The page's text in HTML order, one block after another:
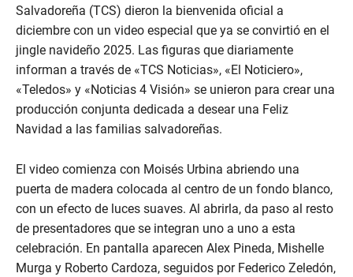
Salvadoreña (TCS) dieron la bienvenida oficial a
diciembre con un video especial que ya se convirtió en el
jingle navideño 2025. Las figuras que diariamente
informan a través de «TCS Noticias», «El Noticiero»,
«Teledos» y «Noticias 4 Visión» se unieron para crear una
producción conjunta dedicada a desear una Feliz
Navidad a las familias salvadoreñas.
El video comienza con Moisés Urbina abriendo una
puerta de madera colocada al centro de un fondo blanco,
con un efecto de luces suaves. Al abrirla, da paso al resto
de presentadores que se integran uno a uno a esta
celebración. En pantalla aparecen Alex Pineda, Mishelle
Murga y Roberto Cardoza, seguidos por Federico Zeledón,